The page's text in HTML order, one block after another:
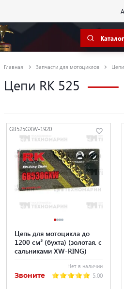
Каталог
Главная Запчасти для мотоциклов
Цепи RK 525
GB525GXW-1920
Цепь для мотоцикла до
1200 см³ (бухта) (золотая, с
сальниками XW-RING)
Нет в наличии
Звоните 5.00